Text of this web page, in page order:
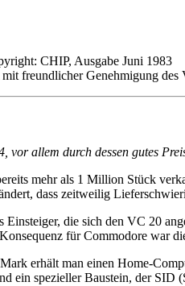
CHIP, Ausgabe Juni 1983
freundlicher Genehmigung des
allem durch dessen gutes
mehr als 1 Million Stück
dass zeitweilig
die sich den VC 20
für Commodore war
erhält man einen Home-
spezieller Baustein, der